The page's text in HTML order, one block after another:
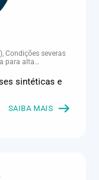
Condições severas
para alta
de aerogerador
sintéticas e
SAIBA MAIS